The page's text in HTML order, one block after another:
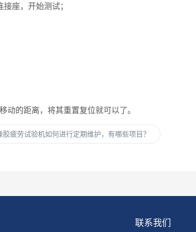
座，开始测试；
的距离，将其重置复位就可以了。
胶疲劳试验机如何进行定期维护，有哪些项目？
联系我们